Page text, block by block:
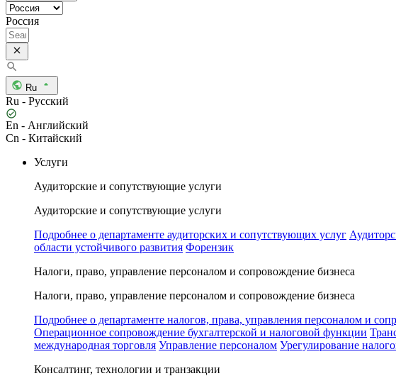
Россия
Ru
Ru - Русский
En - Английский
Cn - Китайский
Услуги
Аудиторские и сопутствующие услуги
Аудиторские и сопутствующие услуги
Подробнее о департаменте аудиторских и сопутствующих услуг
области устойчивого развития Форензик
Налоги, право, управление персоналом и сопровождение бизнеса
Налоги, право, управление персоналом и сопровождение бизнеса
Подробнее о департаменте налогов, права, управления персоналом и
Операционное сопровождение бухгалтерской и налоговой функции
международная торговля Управление персоналом Урегулирование
Консалтинг, технологии и транзакции